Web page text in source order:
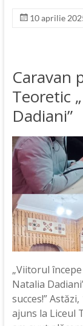
10 aprilie
Caravan
Teoretic
Dadiani”
„Viitorul
Natalia
succes!”
ajuns la Liceul